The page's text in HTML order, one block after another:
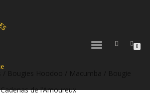
DÉPLIER
0
Cadenas de l’Amoureux